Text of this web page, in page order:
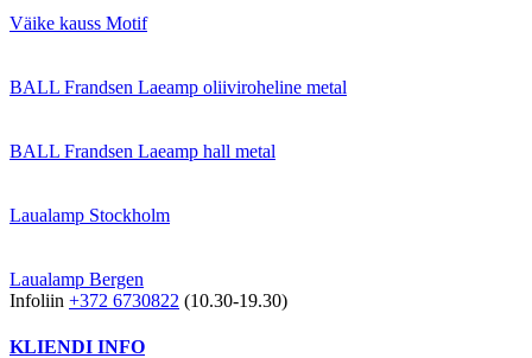
Väike kauss Motif
BALL Frandsen Laeamp oliiviroheline metal
BALL Frandsen Laeamp hall metal
Laualamp Stockholm
Laualamp Bergen
Infoliin +372 6730822 (10.30-19.30)
KLIENDI INFO